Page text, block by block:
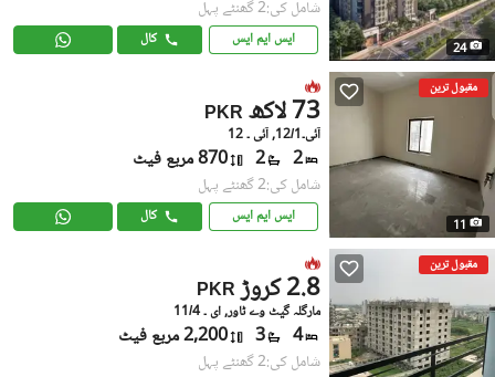
24
شامل کی:2 گھنٹے پہل
ایس ایم ایس کال
مقبول ترین
11
PKR 73 لاکھ
آئی۔12/1, آئی ۔ 12
2
2 870 مربع فیٹ
شامل کی:2 گھنٹے پہل
ایس ایم ایس کال
مقبول ترین
PKR 2.8 کروڑ
مارگلہ گیٹ وے ٹاور, ای ۔ 11/4
4
3 2,200 مربع فیٹ
شامل کی:2 گھنٹے پہل